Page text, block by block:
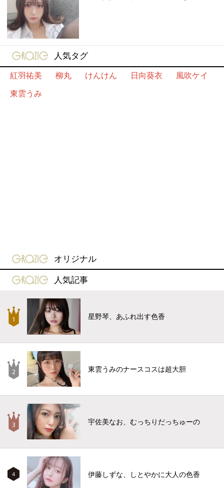
gravure-grazie
人気タグ
紅羽祐美
柳丸 けんけん 日向葵衣
風吹ケイ
東雲うみ
gravure-grazie
オリジナル
gravure-grazie
人気記事
星野琴、あふれ出す色香
東雲うみのナースコスは超大胆
宇佐美なお、むっちりだっちゅーの
4 伊藤しずな、しとやかに大人の色香